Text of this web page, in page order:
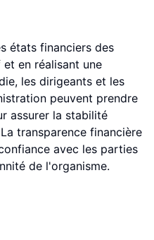
états financiers des
en réalisant une
les dirigeants et les
peuvent prendre
assurer la stabilité
transparence financière
avec les parties
de l'organisme.